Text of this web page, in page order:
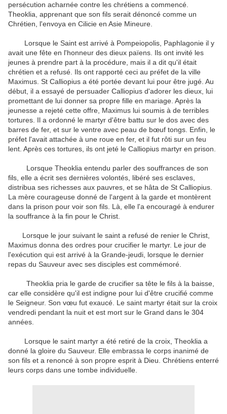
persécution acharnée contre les chrétiens a commencé.
Theoklia, apprenant que son fils serait dénoncé comme un
Chrétien, l'envoya en Cilicie en Asie Mineure.
Lorsque le Saint est arrivé à Pompeiopolis, Paphlagonie il y
avait une fête en l'honneur des dieux païens. Ils ont invité les
jeunes à prendre part à la procédure, mais il a dit qu'il était
chrétien et a refusé. Ils ont rapporté ceci au préfet de la ville
Maximus. St Calliopius a été portée devant lui pour être jugé. Au
début, il a essayé de persuader Calliopius d'adorer les dieux, lui
promettant de lui donner sa propre fille en mariage. Après la
jeunesse a rejeté cette offre, Maximus lui soumis à de terribles
tortures. Il a ordonné le martyr d'être battu sur le dos avec des
barres de fer, et sur le ventre avec peau de bœuf tongs. Enfin, le
préfet l'avait attachée à une roue en fer, et il fut rôti sur un feu
lent. Après ces tortures, ils ont jeté le Calliopius martyr en prison.
Lorsque Theoklia entendu parler des souffrances de son
fils, elle a écrit ses dernières volontés, libéré ses esclaves,
distribua ses richesses aux pauvres, et se hâta de St Calliopius.
La mère courageuse donné de l'argent à la garde et montèrent
dans la prison pour voir son fils. Là, elle l'a encouragé à endurer
la souffrance à la fin pour le Christ.
Lorsque le jour suivant le saint a refusé de renier le Christ,
Maximus donna des ordres pour crucifier le martyr. Le jour de
l'exécution qui est arrivé à la Grande-jeudi, lorsque le dernier
repas du Sauveur avec ses disciples est commémoré.
Theoklia pria le garde de crucifier sa tête le fils à la baisse,
car elle considère qu'il est indigne pour lui d'être crucifié comme
le Seigneur. Son vœu fut exaucé. Le saint martyr était sur la croix
vendredi pendant la nuit et est mort sur le Grand dans le 304
années.
Lorsque le saint martyr a été retiré de la croix, Theoklia a
donné la gloire du Sauveur. Elle embrassa le corps inanimé de
son fils et a renoncé à son propre esprit à Dieu. Chrétiens enterré
leurs corps dans une tombe individuelle.